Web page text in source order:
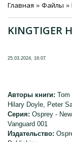
Главная » Файлы »
KINGTIGER
25.03.2024, 16:07
Авторы книги: Tom
Hilary Doyle, Peter
Серия: Osprey - New
Vanguard 001
Издательство: